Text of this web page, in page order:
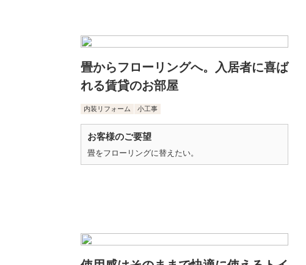
畳からフローリングへ。入居者に喜ば
れる賃貸のお部屋
内装リフォーム 小工事
お客様のご要望
畳をフローリングに替えたい。